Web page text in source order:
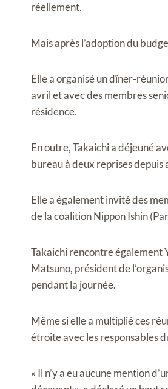
réellement.
Mais après l’adoption du
Elle a organisé un dîner-
avril et avec des membres
résidence.
En outre, Takaichi a déjeuné
bureau à deux reprises depuis
Elle a également invité des
de la coalition Nippon Ishin
Takaichi rencontre également
Matsuno, président de
pendant la journée.
Même si elle a multiplié ces
étroite avec les responsables
« Il n’y a eu aucune mention